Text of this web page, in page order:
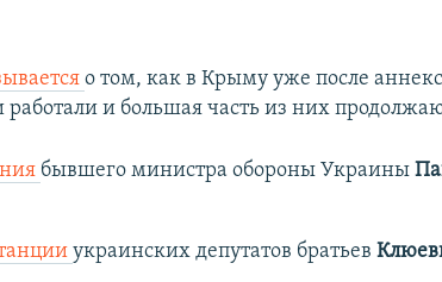
о том, как в Крыму уже после
и большая часть из них
бывшего министра обороны Украины
украинских депутатов братьев